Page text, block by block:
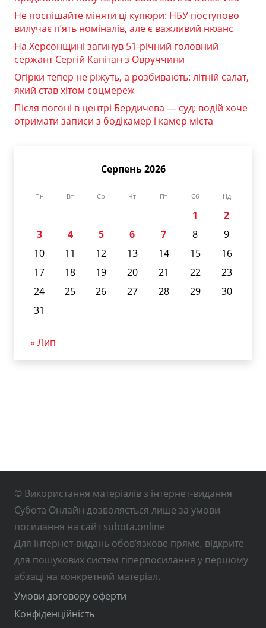
Не поспішайте міняти ці купюри: НБУ поступово
вилучає п’ять номіналів, але є важливий нюанс
На Херсонщині загинув 51-річний головний
сержант Сергій Капітан з Овруччини
Огірки тепер не ріжуть, а розбивають: літній салат,
який став хітом соцмереж
Після погоні в центрі Бердичева — суд: водій хоче
отримати записи з бодікамер і камер міста
Серпень 2026
Пн Вт Ср Чт Пт Сб Нд
1
2
3
4 5 6 7 8
9
10
11 12 13 14 15
16
17
18 19 20 21 22
23
24
25 26 27 28 29
30
31
« Лип
© Використання матеріалів з інтернет-видання
Субота Онлайн дозволяється лише за умови
посилання на сайт subota.online
Для інтернет-видань обов’язкове пряме, відкрите
для пошукових систем гіперпосилання у першому
абзаці на конкретний матеріал.
Умови договору оферти
Конфіденційність